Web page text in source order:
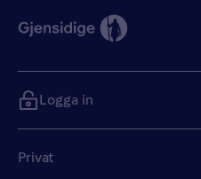
Privat
Logga in